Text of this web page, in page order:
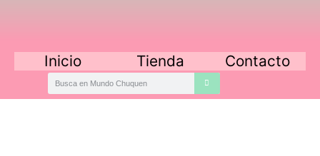
Inicio Tienda Contacto